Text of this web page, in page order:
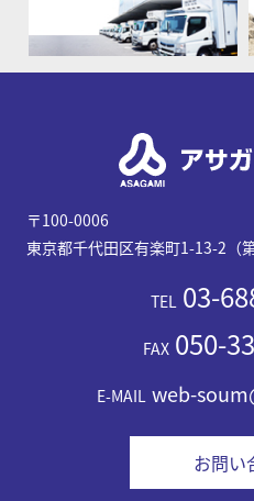
〒100-0006
東京都千代田区有楽町1-13-2（
TEL 03-
FAX 050-
E-MAIL web-
お問い